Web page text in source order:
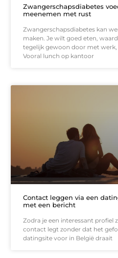
Zwangerschapsdiabetes
meenemen met rust
Zwangerschapsdiabetes kan
maken. Je wilt goed eten,
tegelijk gewoon door met werk,
Vooral lunch op kantoor
Contact leggen via een
met een bericht
Zodra je een interessant profiel
contact legt zonder dat het
datingsite voor in België draait